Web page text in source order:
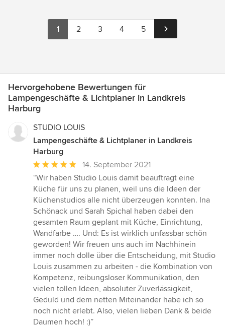
1 2 3 4 5
Hervorgehobene Bewertungen für
Lampengeschäfte & Lichtplaner in Landkreis
Harburg
STUDIO LOUIS
Lampengeschäfte & Lichtplaner in Landkreis
Harburg
Durchschnittliche
Bewertung:
5
von
5
Sternen
14. September 2021
“Wir haben Studio Louis damit beauftragt eine
Küche für uns zu planen, weil uns die Ideen der
Küchenstudios alle nicht überzeugen konnten. Ina
Schönack und Sarah Spichal haben dabei den
gesamten Raum geplant mit Küche, Einrichtung,
Wandfarbe …. Und: Es ist wirklich unfassbar schön
geworden! Wir freuen uns auch im Nachhinein
immer noch dolle über die Entscheidung, mit Studio
Louis zusammen zu arbeiten - die Kombination von
Kompetenz, reibungsloser Kommunikation, den
vielen tollen Ideen, absoluter Zuverlässigkeit,
Geduld und dem netten Miteinander habe ich so
noch nicht erlebt. Also, vielen lieben Dank & beide
Daumen hoch! :)”